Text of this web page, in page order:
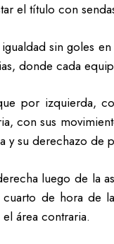
el título con
sin goles
donde cada
por izquierda,
con sus
y su derechazo de
luego de la
cuarto de hora
área contraria.